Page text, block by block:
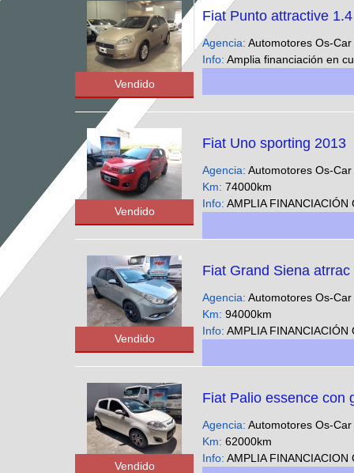
Vendido
Fiat Punto attractive
Agencia: Automotores Os-Car
Info: Amplia financiación en cuotas fijas y en pesos ,solo con
Vendido
Fiat Uno sporting 2013
Agencia: Automotores Os-Car
Km: 74000km
Info: AMPLIA FINANCIACIÓN CUOTAS FIJAS EN PESOS SOLO CON DNI - Podes ver nuestra
Vendido
Fiat Grand Siena
Agencia: Automotores Os-Car
Km: 94000km
Info: AMPLIA FINANCIACIÓN CUOTAS FIJAS EN PESOS SOLO CON DNI - Podes ver nuestra
Vendido
Fiat Palio essence con
Agencia: Automotores Os-Car
Km: 62000km
Info: AMPLIA FINANCIACION CUOTAS FIJAS EN PESOS SOLO CON DNI - Podes ver nuestra